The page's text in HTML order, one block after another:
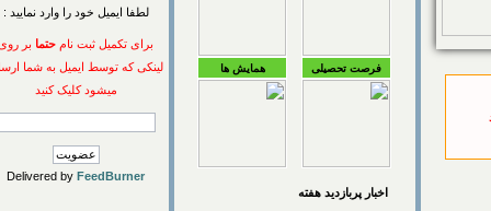
فرصت تحصیلی همایش ها
اخبار پربازديد هفته
لطفا ایمیل خود را وارد نمایید :
برای تکمیل ثبت نام حتمابر روی
لینکی که توسط ایمیل به شما ارسال
میشود کلیک کنید
Delivered byFeedBurner